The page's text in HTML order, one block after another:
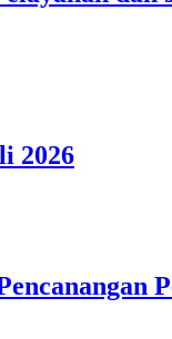
2026